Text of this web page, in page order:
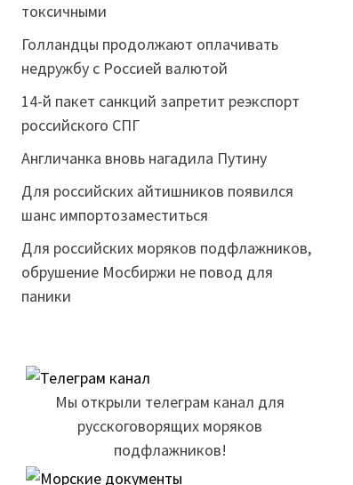
токсичными
Голландцы продолжают оплачивать
недружбу с Россией валютой
14-й пакет санкций запретит реэкспорт
российского СПГ
Англичанка вновь нагадила Путину
Для российских айтишников появился
шанс импортозаместиться
Для российских моряков подфлажников,
обрушение Мосбиржи не повод для
паники
Мы открыли телеграм канал для
русскоговорящих моряков
подфлажников!